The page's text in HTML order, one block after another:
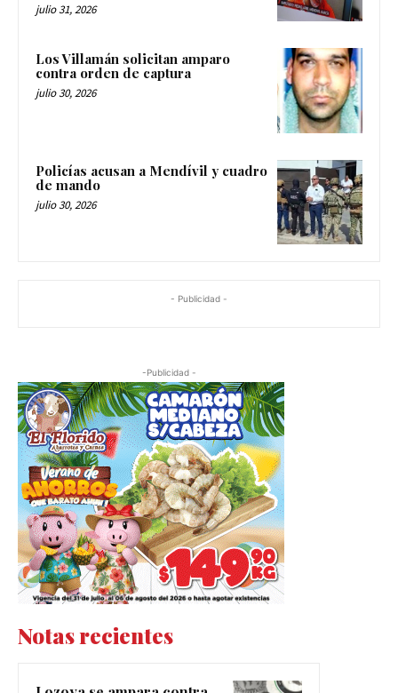
julio 31, 2026
Los Villamán solicitan amparo
contra orden de captura
julio 30, 2026
Policías acusan a Mendívil y cuadro
de mando
julio 30, 2026
- Publicidad -
-Publicidad -
Notas recientes